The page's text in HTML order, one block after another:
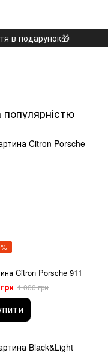
в подарунок🎁
популярністю
Citron Porsche 911
1 000 грн